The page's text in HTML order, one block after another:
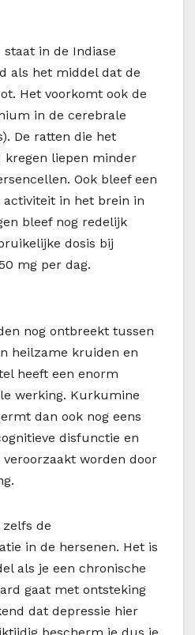
in de Indiase
als het middel dat de
Het voorkomt ook de
in de cerebrale
De ratten die het
liepen minder
Ook bleef een
in het brein in
bleef nog redelijk
dosis bij
mg per dag.
nog ontbreekt tussen
heilzame kruiden en
heeft een enorm
werking. Kurkumine
dan ook nog eens
disfunctie en
worden door
de
in de hersenen. Het is
als je een chronische
gaat met ontsteking
dat depressie hier